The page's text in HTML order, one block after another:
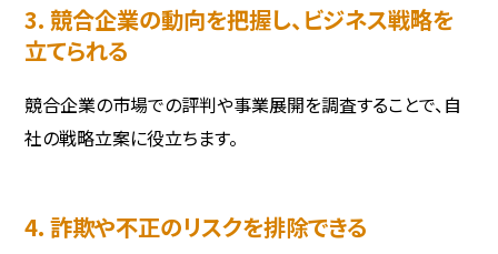
3. 競合企業の動向を把握し、ビジネス戦略を
立てられる
競合企業の市場での評判や事業展開を調査することで、自
社の戦略立案に役立ちます。
4. 詐欺や不正のリスクを排除できる